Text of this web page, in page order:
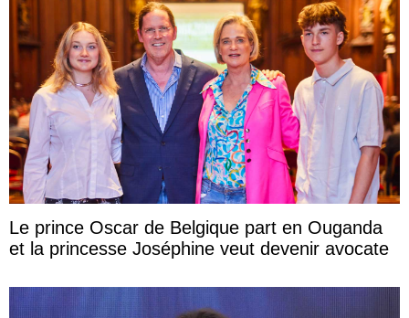
Le prince Oscar de Belgique part en Ouganda
et la princesse Joséphine veut devenir avocate